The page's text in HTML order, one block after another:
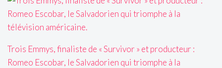
Trois Emmys, finaliste de « Survivor » et producteur :
Romeo Escobar, le Salvadorien qui triomphe à la